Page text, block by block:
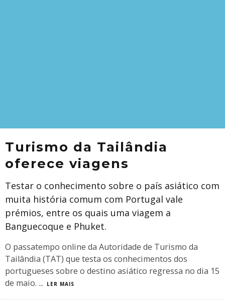
Turismo da Tailândia
oferece viagens
Testar o conhecimento sobre o país asiático com
muita história comum com Portugal vale
prémios, entre os quais uma viagem a
Banguecoque e Phuket.
O passatempo online da Autoridade de Turismo da
Tailândia (TAT) que testa os conhecimentos dos
portugueses sobre o destino asiático regressa no dia 15
de maio. ... LER MAIS